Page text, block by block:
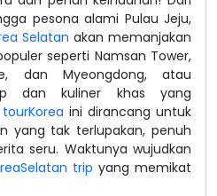
pesona alami Pulau Jeju,
Selatan akan memanjakan
seperti Namsan Tower,
dan Myeongdong, atau
dan kuliner khas yang
ini dirancang untuk
yang tak terlupakan, penuh
seru. Waktunya wujudkan
trip yang memikat